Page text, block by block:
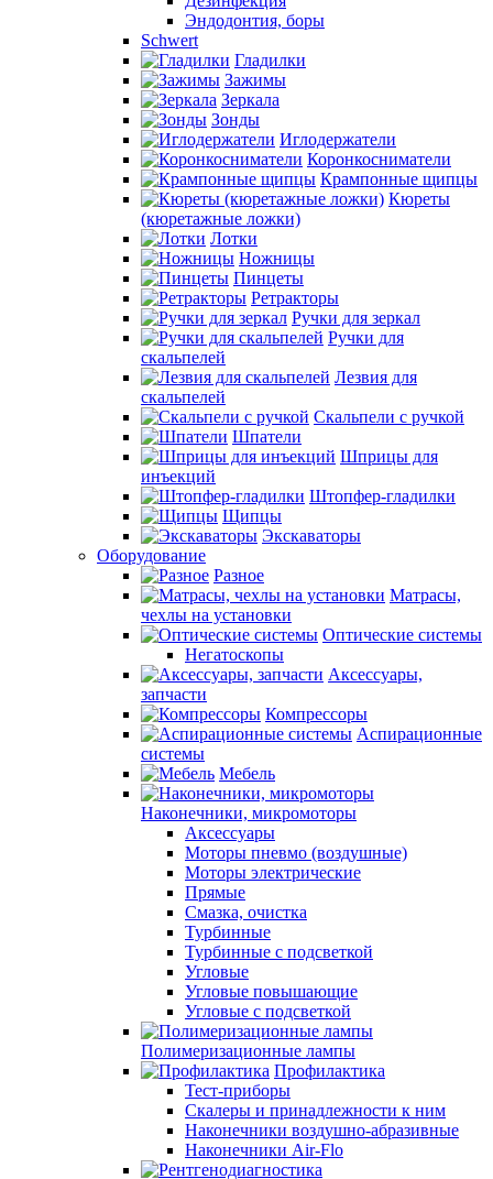
Эндодонтия, боры
Schwert
Гладилки
Зажимы
Зеркала
Зонды
Иглодержатели
Коронкосниматели
Крампонные щипцы
Кюреты
(кюретажные ложки)
Лотки
Ножницы
Пинцеты
Ретракторы
Ручки для зеркал
Ручки для
скальпелей
Лезвия для
скальпелей
Скальпели с ручкой
Шпатели
Шприцы для
инъекций
Штопфер-гладилки
Щипцы
Экскаваторы
Оборудование
Разное
Матрасы,
чехлы на установки
Оптические системы
Негатоскопы
Аксессуары,
запчасти
Компрессоры
Аспирационные
системы
Мебель
Наконечники, микромоторы
Аксессуары
Моторы пневмо (воздушные)
Моторы электрические
Прямые
Смазка, очистка
Турбинные
Турбинные с подсветкой
Угловые
Угловые повышающие
Угловые с подсветкой
Полимеризационные лампы
Профилактика
Тест-приборы
Скалеры и принадлежности к ним
Наконечники воздушно-абразивные
Наконечники Air-Flo